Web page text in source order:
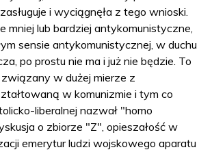
i wyciągnęła z tego wnioski.
mniej lub bardziej antykomunistyczne,
sensie antykomunistycznej, w duchu
po prostu nie ma i już nie będzie. To
związany w dużej mierze z
w komunizmie i tym co
liberalnej nazwał "homo
o zbiorze "Z", opieszałość w
emerytur ludzi wojskowego aparatu